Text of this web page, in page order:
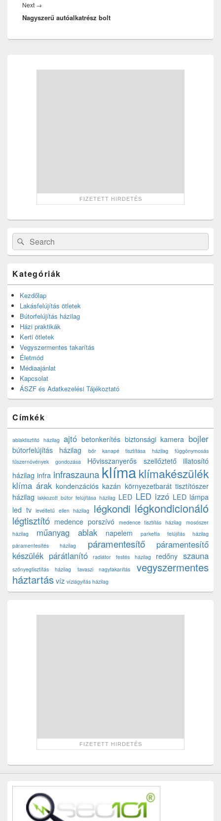
Next →
post:
Nagyszerű autóalkatrész bolt
Search
for:
Search
Kategóriák
Kezdőlap
Lakásfelújítás ötletek
Bútorfelújítás házilag
Házi praktikák
Kerti ötletek
Vegyszermentes takarítás
Életmód
Médiaajánlat
Kapcsolat
ÁSZF és Adatkezelési Tájékoztató
Címkék
ablaktisztító házilag ajtó betonkerítés biztonsági kamera bojler
bútorfelújítás házilag bőr kanapé tisztítása házilag
függönymosás
fűszernövények gondozása
Hővisszanyerős szellőztető
illatosító
házilag infra infraszauna klímaklímakészülék
klíma árak kondenzációs kazán környezetbarát tisztítószer
házilag lakkozott bútor felújítása házilag LED LED izzó LED lámpa
led tv levéltetű ellen házilag légkondi légkondicionáló
légtisztító medence porszívó medence tisztítás házilag
mosószer
házilag
műanyag ablak napelem
parketta felújítás házilag
páramentesítés házilag
páramentesítő
páramentesítő
készülék párátlanító radiátor festés házilag redőny szauna
szőnyegtisztítás házilag tavaszi nagytakarítás
vegyszermentes
háztartás víz vízlágyítás házilag